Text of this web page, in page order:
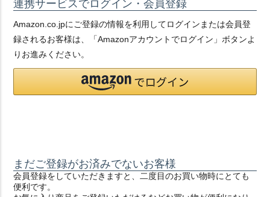
連携サービスでログイン・会員登録
Amazon.co.jpにご登録の情報を利用してログインまたは会員登
録されるお客様は、「Amazonアカウントでログイン」ボタンよ
りお進みください。
まだご登録がお済みでないお客様
会員登録をしていただきますと、二度目のお買い物時にとても
便利です。